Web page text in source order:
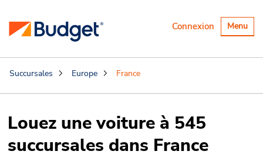
Basculer
la
Menu
Connexion
Succursales Europe France
Louez une voiture à 545
succursales dans France